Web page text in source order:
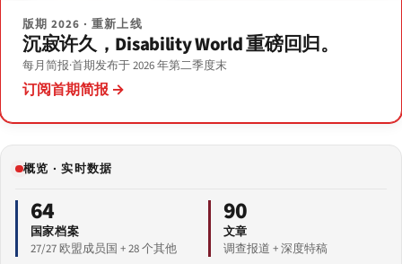
版期 2026 · 重新上线
沉寂许久，Disability World 重磅回归。
每月简报·首期发布于 2026 年第二季度末
订阅首期简报 →
概览 · 实时数据
64
国家档案
27/27 欧盟成员国 + 28 个其他
90
文章
调查报道 + 深度特稿